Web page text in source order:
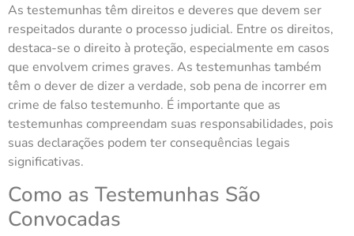
As testemunhas têm direitos e deveres que devem ser
respeitados durante o processo judicial. Entre os direitos,
destaca-se o direito à proteção, especialmente em casos
que envolvem crimes graves. As testemunhas também
têm o dever de dizer a verdade, sob pena de incorrer em
crime de falso testemunho. É importante que as
testemunhas compreendam suas responsabilidades, pois
suas declarações podem ter consequências legais
significativas.
Como as Testemunhas São
Convocadas